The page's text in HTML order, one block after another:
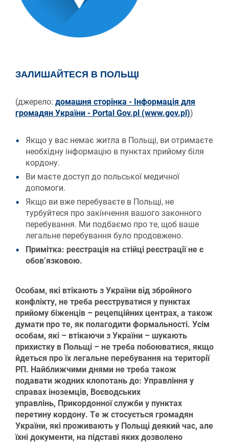
ЗАЛИШАЙТЕСЯ В ПОЛЬЩІ
(джерело: домашня сторінка - Інформація для
громадян України - Portal Gov.pl (www.gov.pl))
Якщо у вас немає житла в Польщі, ви отримаєте
необхідну інформацію в пунктах прийому біля
кордону.
Ви маєте доступ до польської медичної
допомоги.
Якщо ви вже перебуваєте в Польщі, не
турбуйтеся про закінчення вашого законного
перебування. Ми подбаємо про те, щоб ваше
легальне перебування було продовжено.
Примітка: реєстрація на стійці реєстрації не є
обов’язковою.
Особам, які втікають з України від збройного
конфлікту, не треба реєструватися у пунктах
прийому біженців – рецепційних центрах, а також
думати про те, як полагодити формальності. Усім
особам, які – втікаючи з України – шукають
прихистку в Польщі – не треба побоюватися, якщо
йдеться про їх легальне перебування на території
РП. Найближчими днями не треба також
подавати жодних клопотань до: Управління у
справах іноземців, Воєводських
управлінь, Прикордонної служби у пунктах
перетину кордону. Те ж стосується громадян
України, які проживають у Польщі деякий час, але
їхні документи, на підставі яких дозволено